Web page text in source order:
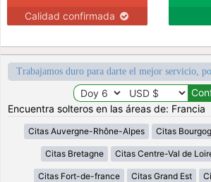
Calidad confirmada
Trabajamos duro para darte el mejor servicio,
Encuentra solteros en las áreas de: Francia
Citas Auvergne-Rhône-Alpes Citas
Citas Bretagne Citas Centre-Val de
Citas Fort-de-france Citas Grand Est